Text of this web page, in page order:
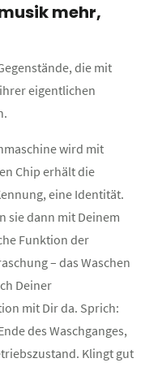
mehr,
die mit
eigentlichen
wird mit
Chip erhält die
eine Identität.
sie dann mit Deinem
Funktion der
– das Waschen
Deiner
mit Dir da. Sprich:
des Waschganges,
Klingt gut